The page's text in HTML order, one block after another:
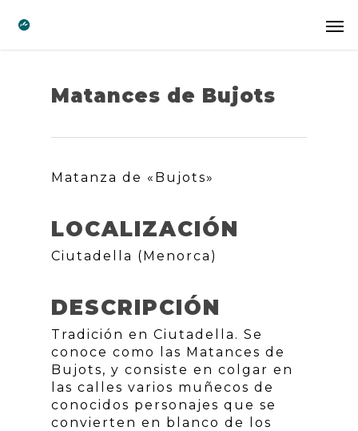
Matances de Bujots
Matanza de «Bujots»
LOCALIZACIÓN
Ciutadella (Menorca)
DESCRIPCIÓN
Tradición en Ciutadella. Se
conoce como las Matances de
Bujots, y consiste en colgar en
las calles varios muñecos de
conocidos personajes que se
convierten en blanco de los